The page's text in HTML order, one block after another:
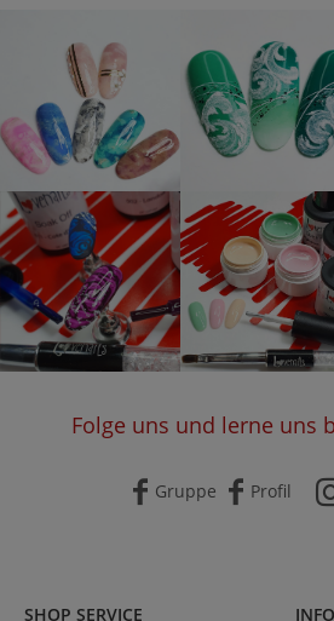
Folge uns und lerne uns
Gruppe Profil
SHOP SERVICE